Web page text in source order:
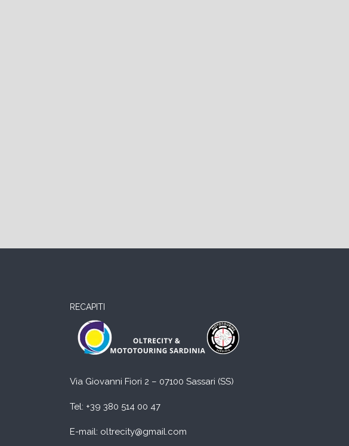
RECAPITI
Via Giovanni Fiori 2 – 07100 Sassari (SS)
Tel: +39 380 514 00 47
E-mail: oltrecity@gmail.com